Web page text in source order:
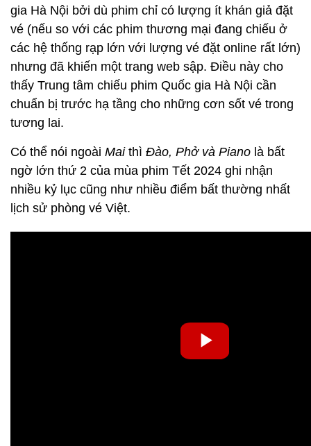
gia Hà Nội bởi dù phim chỉ có lượng ít khán giả đặt
vé (nếu so với các phim thương mại đang chiếu ở
các hệ thống rạp lớn với lượng vé đặt online rất lớn)
nhưng đã khiến một trang web sập. Điều này cho
thấy Trung tâm chiếu phim Quốc gia Hà Nội cần
chuẩn bị trước hạ tầng cho những cơn sốt vé trong
tương lai.
Có thể nói ngoài Mai thì Đào, Phở và Piano là bất
ngờ lớn thứ 2 của mùa phim Tết 2024 ghi nhận
nhiều kỷ lục cũng như nhiều điểm bất thường nhất
lịch sử phòng vé Việt.